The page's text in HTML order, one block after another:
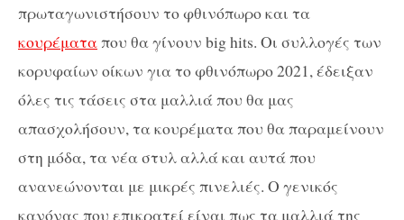
πρωταγωνιστήσουν το φθινόπωρο και τα
κουρέματαπου θα γίνουν big hits. Οι συλλογές των
κορυφαίων οίκων για το φθινόπωρο 2021, έδειξαν
όλες τις τάσεις στα μαλλιά που θα μας
απασχολήσουν, τα κουρέματα που θα παραμείνουν
στη μόδα, τα νέα στυλ αλλά και αυτά που
ανανεώνονται με μικρές πινελιές. Ο γενικός
κανόνας που επικρατεί είναι πως τα μαλλιά της